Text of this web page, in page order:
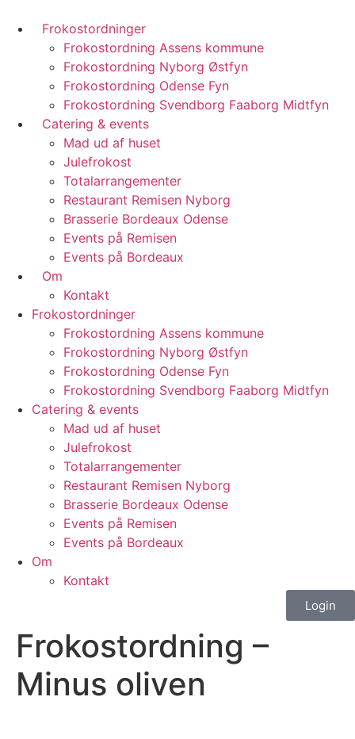
Frokostordninger
Frokostordning Assens kommune
Frokostordning Nyborg Østfyn
Frokostordning Odense Fyn
Frokostordning Svendborg Faaborg Midtfyn
Catering & events
Mad ud af huset
Julefrokost
Totalarrangementer
Restaurant Remisen Nyborg
Brasserie Bordeaux Odense
Events på Remisen
Events på Bordeaux
Om
Kontakt
Frokostordninger
Frokostordning Assens kommune
Frokostordning Nyborg Østfyn
Frokostordning Odense Fyn
Frokostordning Svendborg Faaborg Midtfyn
Catering & events
Mad ud af huset
Julefrokost
Totalarrangementer
Restaurant Remisen Nyborg
Brasserie Bordeaux Odense
Events på Remisen
Events på Bordeaux
Om
Kontakt
Login
Frokostordning –
Minus oliven